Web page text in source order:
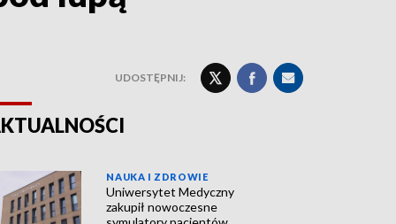
UDOSTĘPNIJ:
NAUKA I ZDROWIE
Uniwersytet Medyczny
zakupił nowoczesne